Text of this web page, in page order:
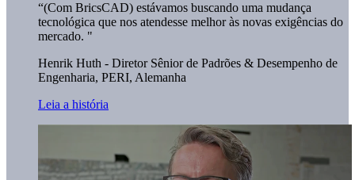
“(Com BricsCAD) estávamos buscando uma mudança
tecnológica que nos atendesse melhor às novas exigências do
mercado. "
Henrik Huth - Diretor Sênior de Padrões & Desempenho de
Engenharia, PERI, Alemanha
Leia a história